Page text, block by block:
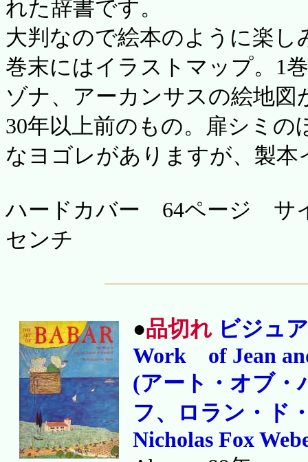
れた辞書です。
大判なので絵本のように楽
巻末にはイラストマップ。1
ゾナ、アーカンサスの絵地図
30年以上前のもの。扉シミ
なヨゴレがありますが、製
ハードカバー 64ページ
センチ
●品切れ ビジュ
Work of Jean
(アート・オブ
フ、ロラン・ド
Nicholas Fox